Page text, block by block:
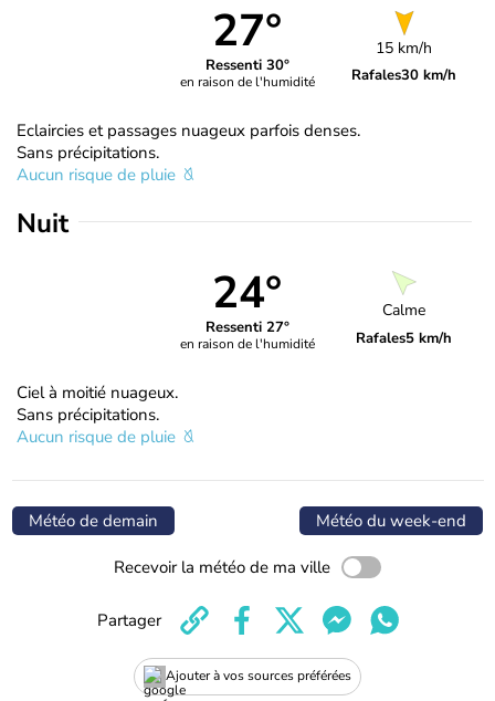
27°
Ressenti 30°
en raison de l'humidité
15 km/h
Rafales30 km/h
Eclaircies et passages nuageux parfois denses.
Sans précipitations.
Aucun risque de pluie
Nuit
24°
Ressenti 27°
en raison de l'humidité
Calme
Rafales5 km/h
Ciel à moitié nuageux.
Sans précipitations.
Aucun risque de pluie
Météo de demain Météo du week-end
Recevoir la météo de ma ville
Ajouter à vos sources préférées
Partager